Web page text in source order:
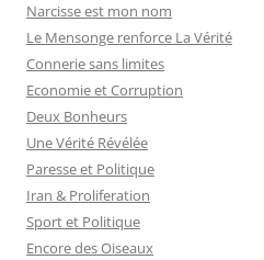
:
Narcisse est mon nom
Le Mensonge renforce La Vérité
Connerie sans limites
Economie et Corruption
Deux Bonheurs
Une Vérité Révélée
Paresse et Politique
Iran & Proliferation
Sport et Politique
Encore des Oiseaux